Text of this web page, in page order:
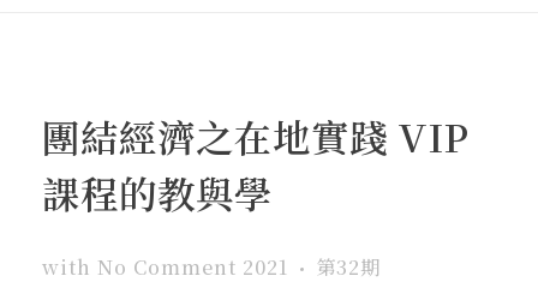
在地實踐
團結經濟之在地實踐 VIP
課程的教與學
with No Comment 2021 第32期